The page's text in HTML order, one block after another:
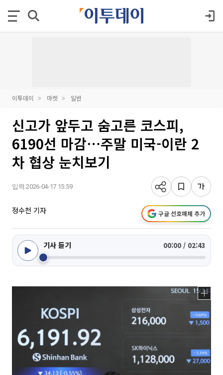
이투데이 마켓 일반
신고가 앞두고 숨고른 코스피,
6190선 마감⋯주말 미국-이란 2
차 협상 눈치보기
입력 2026-04-17 15:59
정수천 기자 구글 선호매체 추가
기사 듣기 00:00 / 02:43